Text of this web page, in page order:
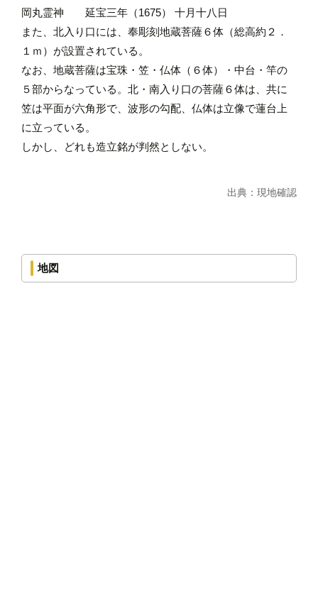
岡丸霊神 延宝三年（1675） 十月十八日
また、北入り口には、奉彫刻地蔵菩薩６体（総高約２．
１ｍ）が設置されている。
なお、地蔵菩薩は宝珠・笠・仏体（６体）・中台・竿の
５部からなっている。北・南入り口の菩薩６体は、共に
笠は平面が六角形で、波形の勾配、仏体は立像で蓮台上
に立っている。
しかし、どれも造立銘が判然としない。
出典：現地確認
地図